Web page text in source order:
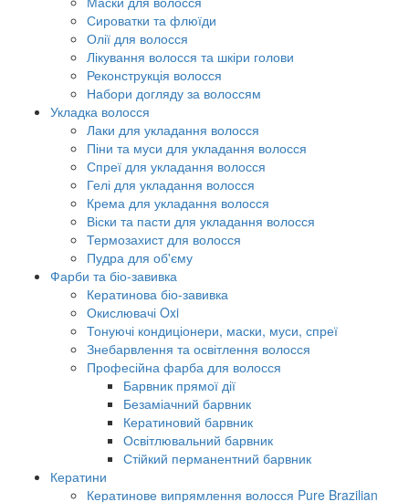
Сироватки та флюїди
Олії для волосся
Лікування волосся та шкіри голови
Реконструкція волосся
Набори догляду за волоссям
Укладка волосся
Лаки для укладання волосся
Піни та муси для укладання волосся
Спреї для укладання волосся
Гелі для укладання волосся
Крема для укладання волосся
Віски та пасти для укладання волосся
Термозахист для волосся
Пудра для об'єму
Фарби та біо-завивка
Кератинова біо-завивка
Окислювачі Oxi
Тонуючі кондиціонери, маски, муси, спреї
Знебарвлення та освітлення волосся
Професійна фарба для волосся
Барвник прямої дії
Безаміачний барвник
Кератиновий барвник
Освітлювальний барвник
Стійкий перманентний барвник
Кератини
Кератинове випрямлення волосся Pure Brazilian